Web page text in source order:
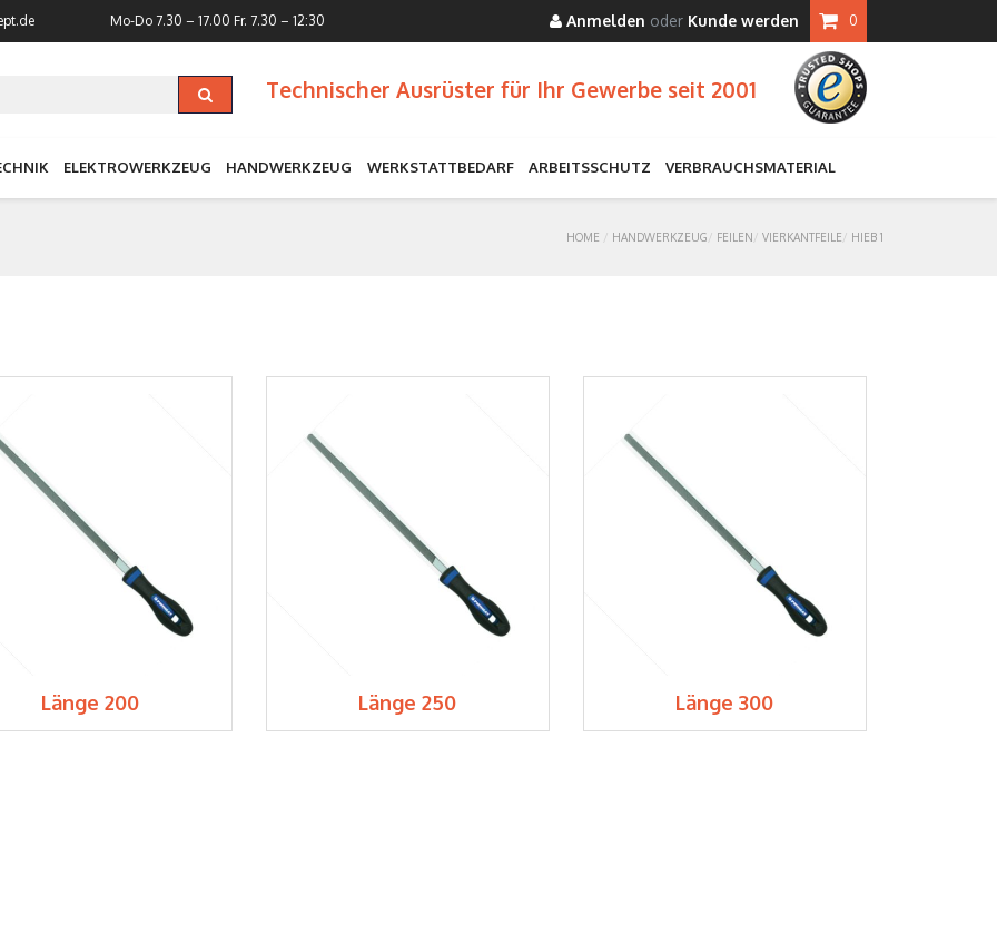
Mo-Do 7.30 – 17.00 Fr. 7.30 – 12:30 Anmelden oder Kunde werden 0
Technischer Ausrüster für Ihr Gewerbe seit 2001
ELEKTROWERKZEUG HANDWERKZEUG WERKSTATTBEDARF ARBEITSSCHUTZ VERBRAUCHSMATERIAL
HOME HANDWERKZEUG FEILEN VIERKANTFEILE HIEB 1
Länge 200 Länge 250 Länge 300